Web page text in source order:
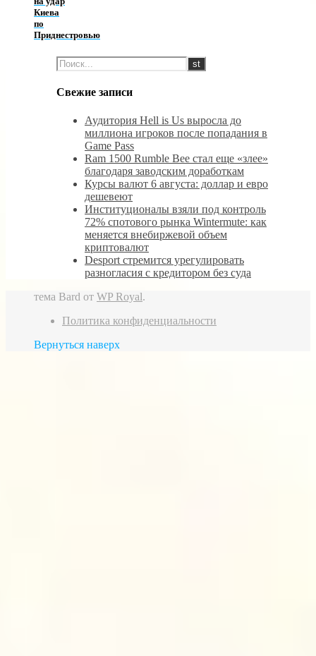
Киева
по
Приднестровью
Свежие записи
Аудитория Hell is Us выросла до
миллиона игроков после попадания в
Game Pass
Ram 1500 Rumble Bee стал еще «злее»
благодаря заводским доработкам
Курсы валют 6 августа: доллар и евро
дешевеют
Институционалы взяли под контроль
72% спотового рынка Wintermute: как
меняется внебиржевой объем
криптовалют
Desport стремится урегулировать
разногласия с кредитором без суда
тема Bard от WP Royal.
Политика конфиденциальности
Вернуться наверх